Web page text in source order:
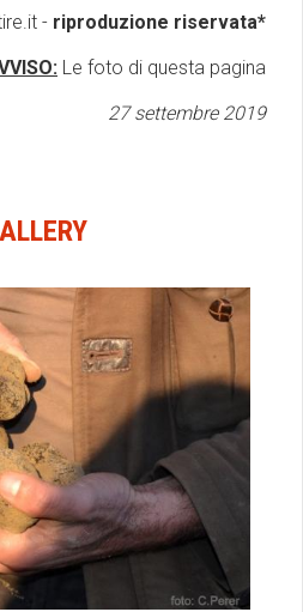
- riproduzione riservata*
Le foto di questa pagina
27 settembre 2019